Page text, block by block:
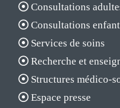
Consultations
Consultations
Services de soins
Recherche et
Structures médico-
Espace presse